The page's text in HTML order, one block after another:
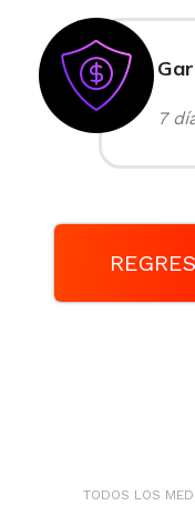
7
TODOS LOS